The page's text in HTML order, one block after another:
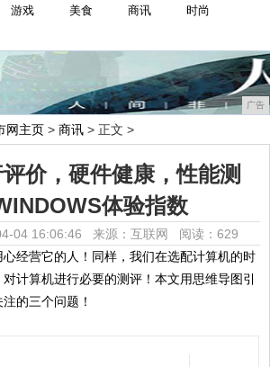
游戏 美食 商讯
时尚
广告
网主页 > 商讯 > 正文 >
价，硬件健康，性能测
体验指数
04 16:06:46 来源：互联网 阅读：629
经营它的人！同样，我们在选配计算机的时
计算机进行必要的测评！本文用思维导图引
的三个问题！